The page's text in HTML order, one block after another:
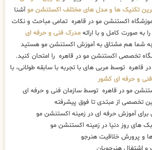
و حرفه ای کشور
مو در قاهره توسط سازمان فنی و حرفه ای
برای آموزش حرفه ای در زمینه اکستنشن مو
های روز دنیا در زمینه اکستنشن مو
و پرورش خلاقیت هنرجو
و اشتغال هنرجویان
از شرکت در کلاس اکستنشن مو در قاهره
مو در قاهره
مو در قاهره ابتدا
آموزش از پایه تا پیشرفته
به هنرجو داده می شود و پس از آنکه هنرجو